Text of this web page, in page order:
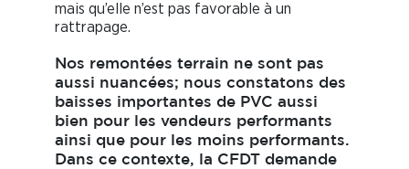
mais qu’elle n’est pas favorable à un
rattrapage.
Nos remontées terrain ne sont pas
aussi nuancées; nous constatons des
baisses importantes de PVC aussi
bien pour les vendeurs performants
ainsi que pour les moins performants.
Dans ce contexte, la CFDT demande